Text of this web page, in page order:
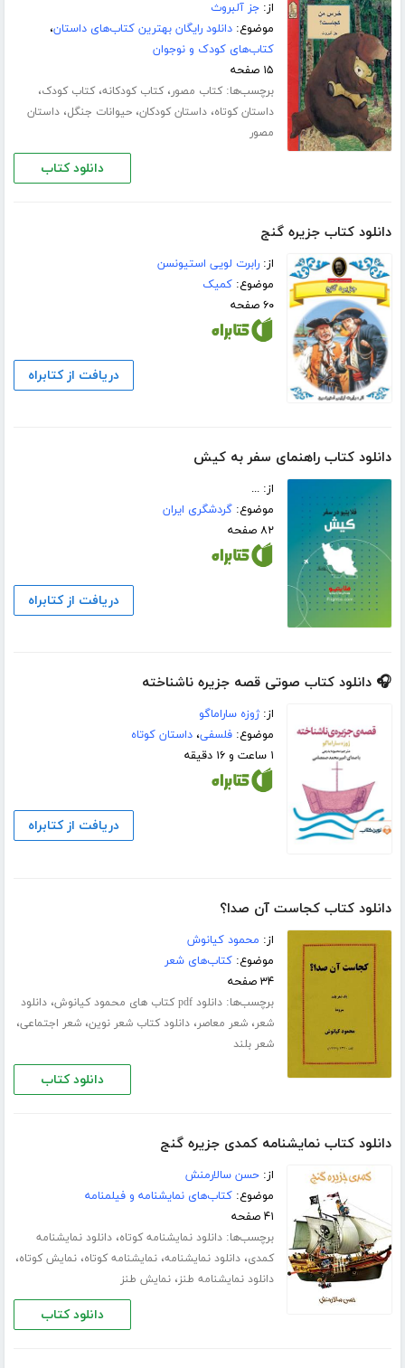
از:جز آلبروث
موضوع:دانلود رایگان بهترین کتاب‌های داستان،
کتاب‌های کودک و نوجوان
۱۵ صفحه
برچسب‌ها:کتاب مصور،کتاب کودکانه،کتاب کودک،
داستان کوتاه،داستان کودکان،حیوانات جنگل،داستان
مصور
دانلود کتاب
دانلود کتاب جزیره گنج
از:رابرت لویی استیونسن
موضوع:کمیک
۶۰ صفحه
دریافت از کتابراه
دانلود کتاب راهنمای سفر به کیش
از: ...
موضوع:گردشگری ایران
۸۲ صفحه
دریافت از کتابراه
🎧 دانلود کتاب صوتی قصه جزیره ناشناخته
از:ژوزه ساراماگو
موضوع:فلسفی،داستان کوتاه
۱ ساعت و ۱۶ دقیقه
دریافت از کتابراه
دانلود کتاب کجاست آن صدا؟
از: محمود کیانوش
موضوع:کتاب‌های شعر
۳۴ صفحه
برچسب‌ها:دانلود pdf کتاب های محمود کیانوش ،دانلود
شعر،شعر معاصر،دانلود کتاب شعر نوین،شعر اجتماعی،
شعر بلند
دانلود کتاب
دانلود کتاب نمایشنامه کمدی جزیره گنج
از:حسن سالارمنش
موضوع:کتاب‌های نمایشنامه و فیلمنامه
۴۱ صفحه
برچسب‌ها:دانلود نمایشنامه کوتاه،دانلود نمایشنامه
کمدی،دانلود نمایشنامه،نمایشنامه کوتاه،نمایش کوتاه،
دانلود نمایشنامه طنز،نمایش طنز
دانلود کتاب